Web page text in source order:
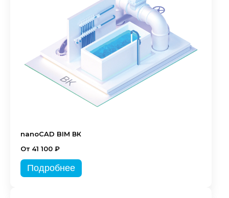
nanoCAD BIM ВК
От 41 100 ₽
Подробнее